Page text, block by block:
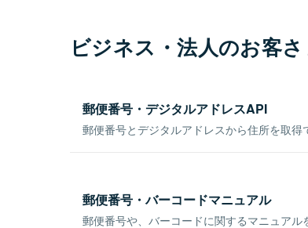
ビジネス・法人のお客
郵便番号・デジタルアドレスAPI
郵便番号とデジタルアドレスから住所を取得
郵便番号・バーコードマニュアル
郵便番号や、バーコードに関するマニュアル